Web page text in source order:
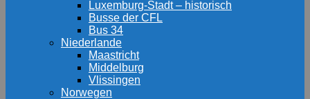
Luxemburg-Stadt – historisch
Busse der CFL
Bus 34
Niederlande
Maastricht
Middelburg
Vlissingen
Norwegen